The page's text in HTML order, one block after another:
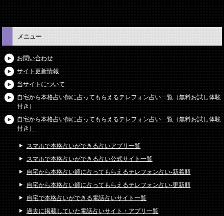
メニュー
お問い合わせ
サイト更新情報
当サイトについて
自宅から本格占い師に占ってもらえるテレフォン占い一覧（無料お試し体験
付き）
自宅から本格占い師に占ってもらえるテレフォン占い一覧（無料お試し体験
付き）
スマホで本格占いができる占いアプリ一覧
スマホで本格占いができる占い公式サイト一覧
自宅から本格占い師に占ってもらえるテレフォン占い-新着順
自宅から本格占い師に占ってもらえるテレフォン占い-更新順
自宅で本格占いができる電話占いサイト一覧
過去に掲載していた電話占いサイト・アプリ一覧